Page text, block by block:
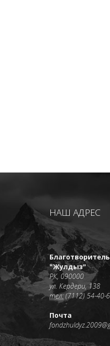
НАШ АДРЕС
"Жулдыз"
РК, 090000
ул. Кердери, 138
тел: (7112) 54-40-
Почта